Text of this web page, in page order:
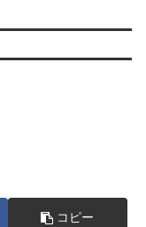
コピー